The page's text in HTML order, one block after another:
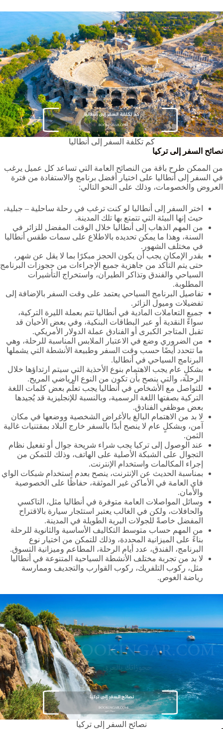
كم تكلفة السفر إلى أنطاليا
نصائح السفر إلى تركيا
من الممكن طرح باقة من النصائح العامة التي تساعد كل عميل يرغب
في السفر إلى أنطاليا على اختيار أفضل برنامج والاستفادة من فترة
العروض والخصومات، وذلك على النحو التالي:
اختر السفر إلى أنطاليا لو كنت ترغب في رحلة ساحلية – جبلية،
حيث إنها البيئة التي تتمتع بها تلك المدينة.
من المهم الذهاب إلى أنطاليا خلال الوقت المفضل للزائر في
السنة، وهذا ما يمكن تحديده بالاطلاع على سمات طقس أنطاليا
في مختلف الشهور.
بقدر الإمكان يجب أن يكون الحجز مبكرًا بما لا يقل عن شهر،
حتى يتم التأكد من جاهزية جميع الإجراءات من حجوزات البرنامج
السياحي والفندق وتذاكر الطيران، واستخراج التأشيرات
المطلوبة.
تفاصيل البرنامج السياحي يعتمد على وقت السفر بالإضافة إلى
تفضيلات وميول الزائر.
جميع التعاملات المادية في أنطاليا تتم بعملة الليرة التركية،
سواءً النقدية أو عبر البطاقات البنكية، وفي بعض الأحيان قد
تقبل المتاجر الكبرى أو الفنادق عملة الدولار الأمريكي.
من الضروري وضع في الاعتبار الملابس المناسبة للرحلة، وهي
ما تتحدد أيضًا حسب وقت السفر وطبيعة الأنشطة التي يشملها
البرنامج السياحي في أنطاليا.
بشكلٍ عام يجب الاهتمام بنوع الأحذية التي سيتم ارتداؤها خلال
الرحلة، والتي ينصح بأن تكون من النوع الرياضي المريح.
للتواصل مع الأشخاص في أنطاليا يجب تعلّم بعض كلمات اللغة
التركية بصفتها اللغة الرسمية، وبالنسبة للإنجليزية قد يُجيدها
بعض موظفي الفنادق.
لا بد من الاهتمام البالغ بالأغراض الشخصية ووضعها في مكان
آمن، وبشكلٍ عام لا ينصح أبدًا بالسفر خارج البلاد بمقتنيات غالية
الثمن.
عند الوصول إلى تركيا يجب شراء شريحة جوال أو تفعيل نظام
التجوال على الشبكة الأصلية على الهاتف، وذلك للتمكن من
إجراء المكالمات واستخدام الإنترنت.
بمناسبة الحديث عن الإنترنت، ينصح بعدم استخدام شبكات الواي
فاي العامة في الأماكن غير الموثقة، حفاظًا على الخصوصية
والأمان.
وسائل المواصلات العامة متوفرة في أنطاليا مثل، التاكسي
والحافلات، ولكن في الغالب يعتبر استئجار سيارة بالاقتراح
المفضل خاصةً للجولات البرية الطويلة في المدينة.
من المهم حساب متوسط التكاليف الأساسية والثانوية للرحلة
بناءً على الميزانية المحددة، وذلك للتمكن من اختيار نوع
البرنامج، الفندق، عدد أيام الرحلة، المطاعم وميزانية التسوق.
لا بد من تجربة مختلف الأنشطة السياحية المتنوعة في أنطاليا
مثل، ركوب التلفريك، ركوب القوارب والتجديف وممارسة
رياضة الغوص.
نصائح السفر إلى تركيا